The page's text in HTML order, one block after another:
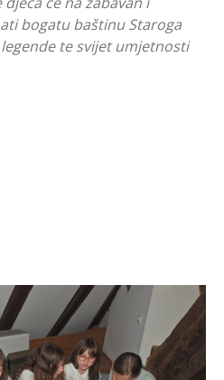
bogatu baštinu Staroga
te svijet umjetnosti